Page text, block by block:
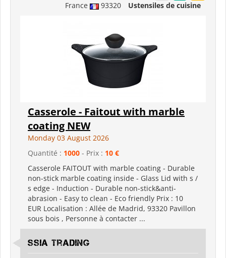
France 93320 Ustensiles de cuisine
Casserole - Faitout with marble
coating NEW
Monday 03 August 2026
Quantité : 1000 - Prix : 10 €
Casserole FAITOUT with marble coating - Durable
non-stick marble coating inside - Glass Lid with s /
s edge - Induction - Durable non-stick&anti-
abrasion - Easy to clean - Eco friendly Prix : 10
EUR Localisation : Allée de Madrid, 93320 Pavillon
sous bois , Personne à contacter ...
SSIA Trading